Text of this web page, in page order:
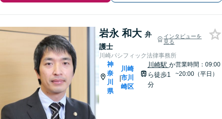
岩永 和大 弁
護士
インタビューを
見る
川崎パシフィック法律事務所
神
奈
川
県
|
川崎
市川
崎区
川崎駅 か
ら徒歩1
分
営業時間：09:00
~20:00（平日）